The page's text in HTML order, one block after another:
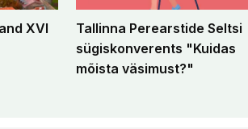
XVI
Tallinna Perearstide Seltsi
sügiskonverents "Kuidas
mõista väsimust?"